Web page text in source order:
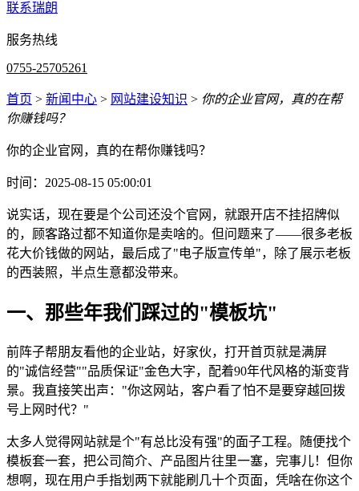
联系瑞朗
服务热线
0755-25705261
首页 > 新闻中心 > 网站建设知识 > 你的企业官网，真的在帮
你赚钱吗？
你的企业官网，真的在帮你赚钱吗？
时间：2025-08-15 05:00:01
说实话，现在要是个公司还没个官网，就跟开店不挂招牌似
的，顾客路过都不知道你是卖啥的。但问题来了——很多老板
花大价钱做的网站，最后成了"电子版宣传单"，除了展示老板
的西装照，半点生意都没带来。
一、那些年我们踩过的"模板坑"
前阵子帮朋友看他的企业站，好家伙，打开首页就是满屏
的"诚信经营""品质保证"金色大字，配着90年代风格的渐变背
景。我直接笑出声："你这网站，客户看了怕不是要穿越回拨
号上网时代？"
太多人觉得网站就是个"有总比没有强"的面子工程。随便找个
模板套一套，把公司简介、产品图片往里一塞，完事儿！但你
想啊，现在用户手指划两下就能刷几十个页面，凭啥在你这个